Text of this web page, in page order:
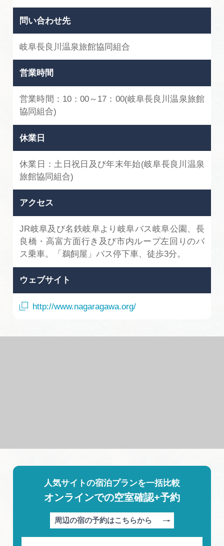
問い合わせ先
岐阜長良川温泉旅館協同組合
営業時間
営業時間：10：00～17：00(岐阜長良川温泉旅館
協同組合)
休業日
休業日：土日祝日及び年末年始(岐阜長良川温泉
旅館協同組合)
アクセス
JR岐阜及び名鉄岐阜より岐阜バス岐阜公園、長
良橋・高富方面行き及び市内ループ左回りのバ
ス乗車。「鵜飼屋」バス停下車、徒歩3分。
ウェブサイト
http://www.nagaragawa.org/
人気サイトの宿泊プランを一括比較
オンラインでの空室確認+予約
周辺の宿の予約はこちらから